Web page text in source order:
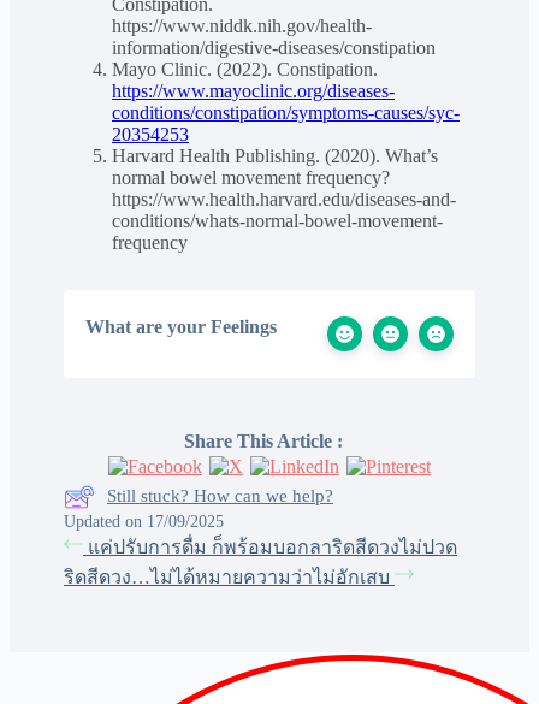
Constipation.
https://www.niddk.nih.gov/health-
information/digestive-diseases/constipation
Mayo Clinic. (2022). Constipation.
https://www.mayoclinic.org/diseases-
conditions/constipation/symptoms-causes/syc-
20354253
Harvard Health Publishing. (2020). What’s
normal bowel movement frequency?
https://www.health.harvard.edu/diseases-and-
conditions/whats-normal-bowel-movement-
frequency
What are your Feelings
Share This Article :
Still stuck? How can we help?
Updated on 17/09/2025
แค่ปรับการดื่ม ก็พร้อมบอกลาริดสีดวงไม่ปวด
ริดสีดวง…ไม่ได้หมายความว่าไม่อักเสบ